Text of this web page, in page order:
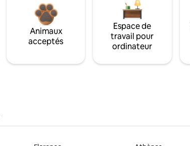
Animaux
acceptés
Espace de
travail pour
ordinateur